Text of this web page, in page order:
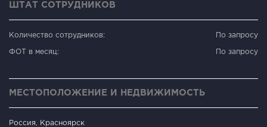
ШТАТ СОТРУДНИКОВ
Количество сотрудников: По запросу
ФОТ в месяц: По запросу
МЕСТОПОЛОЖЕНИЕ И НЕДВИЖИМОСТЬ
Россия, Красноярск